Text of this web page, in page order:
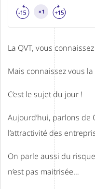
La QVT, vous
Mais connaissez vous la
C’est le sujet du jour !
Aujourd’hui, parlons de
l’attractivité des
On parle aussi du
n’est pas maitrisée…